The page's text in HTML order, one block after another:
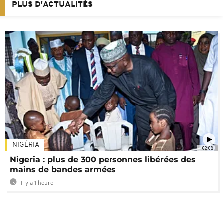
PLUS D'ACTUALITÉS
02:08
NIGÉRIA
Nigeria : plus de 300 personnes libérées des
mains de bandes armées
Il y a 1 heure